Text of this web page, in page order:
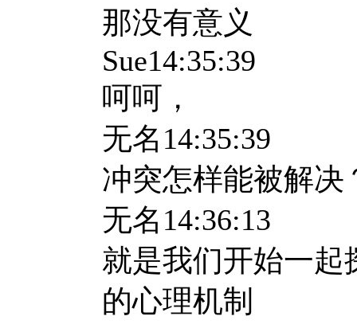
那没有意义
Sue14:35:39
呵呵，
无名 14:35:39
冲突怎样能被解决
无名 14:36:13
就是我们开始一起
的心理机制